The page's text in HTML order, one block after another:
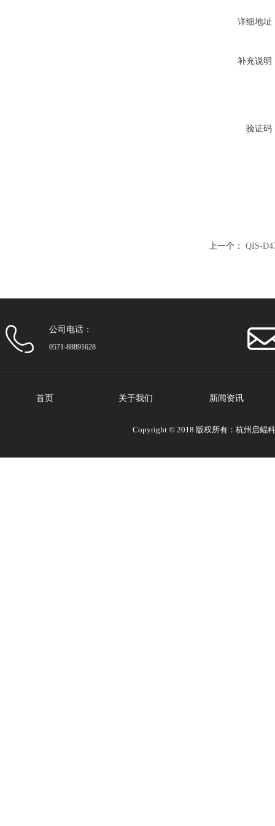
详细地址
补充说明
验证码
上一个： QIS-
公司电话：
0571-88891628
首页 关于我们 新闻资讯
Copyright © 2018 版权所有：杭州启鲲